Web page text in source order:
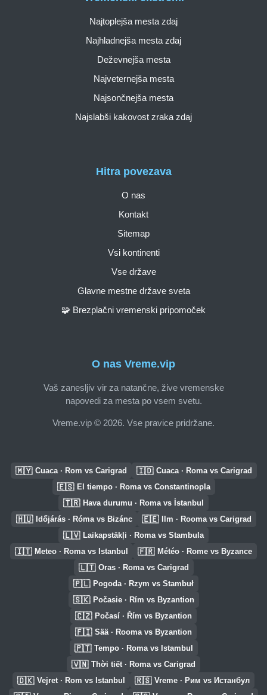
O nas Vreme.vip
Vaš zanesljiv vir za natančne, žive vremenske
napovedi za mesta po vsem svetu.
Vreme.vip © 2026. Vse pravice pridržane.
Hitra povezava
O nas
Kontakt
Sitemap
Vsi kontinenti
Vse države
Glavne mestne države sveta
🧩 Brezplačni vremenski pripomoček
Najtoplejša mesta zdaj
Najhladnejša mesta zdaj
Deževnejša mesta
Najveternejša mesta
Najsončnejša mesta
Najslabši kakovost zraka zdaj
🇲🇾 Cuaca · Rom vs Carigrad 🇮🇩 Cuaca · Roma vs Carigrad
🇪🇸 El tiempo · Roma vs Constantinopla
🇹🇷 Hava durumu · Roma vs İstanbul
🇭🇺 Időjárás · Róma vs Bizánc 🇪🇪 Ilm · Rooma vs Carigrad
🇱🇻 Laikapstākļi · Roma vs Stambula
🇮🇹 Meteo · Roma vs Istanbul 🇫🇷 Météo · Rome vs Byzance
🇱🇹 Oras · Roma vs Carigrad
🇵🇱 Pogoda · Rzym vs Stambuł
🇸🇰 Počasie · Rím vs Byzantion
🇨🇿 Počasí · Řím vs Byzantion
🇫🇮 Sää · Rooma vs Byzantion
🇵🇹 Tempo · Roma vs Istambul
🇻🇳 Thời tiết · Roma vs Carigrad
🇩🇰 Vejret · Rom vs Istanbul 🇷🇸 Vreme · Рим vs Истанбул